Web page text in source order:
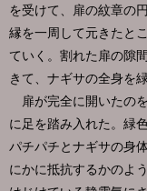
を受けて、扉の紋章の
縁を一周して元きたと
ていく。割れた扉の隙
きて、ナギサの全身を
扉が完全に開いたの
に足を踏み入れた。緑
パチパチとナギサの身
にかに抵抗するかのよ